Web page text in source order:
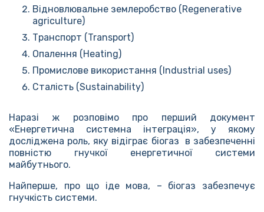
Відновлювальне землеробство (Regenerative
agriculture)
Транспорт (Transport)
Опалення (Heating)
Промислове використання (Industrial uses)
Сталість (Sustainability)
Наразі ж розповімо про перший документ
«Енергетична системна інтеграція», у якому
досліджена роль, яку відіграє біогаз в забезпеченні
повністю гнучкої енергетичної системи
майбутнього.
Найперше, про що іде мова, – біогаз забезпечує
гнучкість системи.